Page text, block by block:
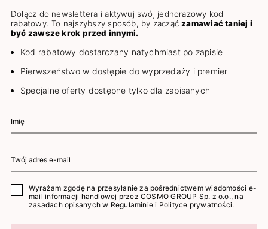
Dołącz do newslettera i aktywuj swój jednorazowy kod
rabatowy. To najszybszy sposób, by zacząćzamawiać taniej i
być zawsze krok przed innymi.
Kod rabatowy dostarczany natychmiast po zapisie
Pierwszeństwo w dostępie do wyprzedaży i premier
Specjalne oferty dostępne tylko dla zapisanych
Wyrażam zgodę na przesyłanie za pośrednictwem wiadomości e-
mail informacji handlowej przez COSMO GROUP Sp. z o.o., na
zasadach opisanych w Regulaminie i Polityce prywatności.